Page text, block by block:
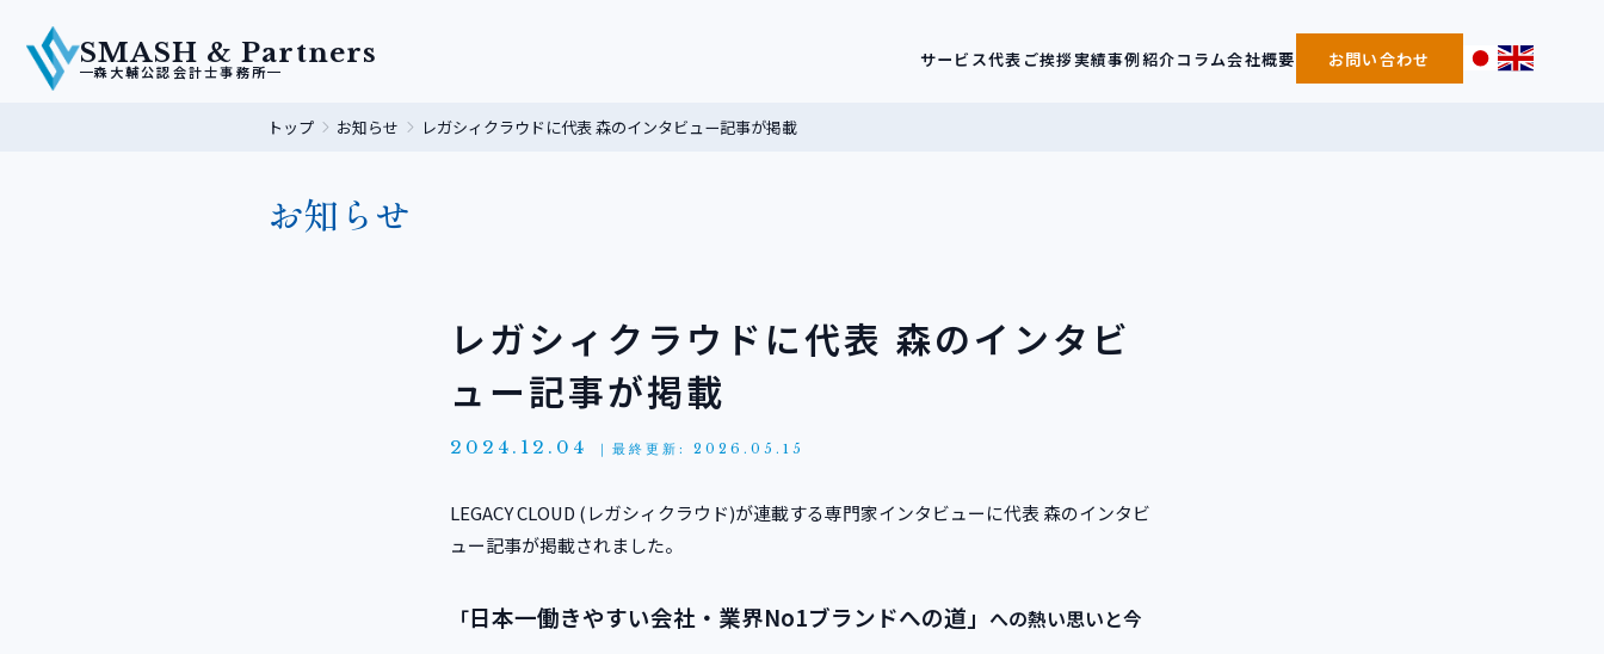
SMASH & Partners
森大輔公認会計士事務所
サービス代表ご挨拶実績事例紹介コラム会社概要 お問い合わせ
トップ お知らせ レガシィクラウドに代表 森のインタビュー記事が掲載
お知らせ
レガシィクラウドに代表 森のインタビ
ュー記事が掲載
2024.12.04 ｜最終更新: 2026.05.15
LEGACY CLOUD (レガシィクラウド)が連載する専門家インタビューに代表 森のインタビ
ュー記事が掲載されました。
「日本一働きやすい会社・業界No1ブランドへの道」 への熱い思いと今